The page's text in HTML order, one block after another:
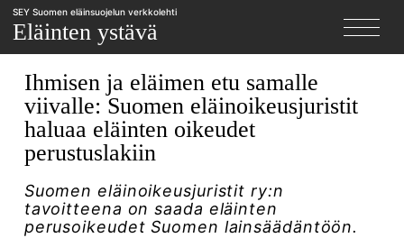
SEY Suomen eläinsuojelun verkkolehti
Eläinten ystävä
Ihmisen ja eläimen etu samalle
viivalle: Suomen eläinoikeusjuristit
haluaa eläinten oikeudet
perustuslakiin
Suomen eläinoikeusjuristit ry:n
tavoitteena on saada eläinten
perusoikeudet Suomen lainsäädäntöön.